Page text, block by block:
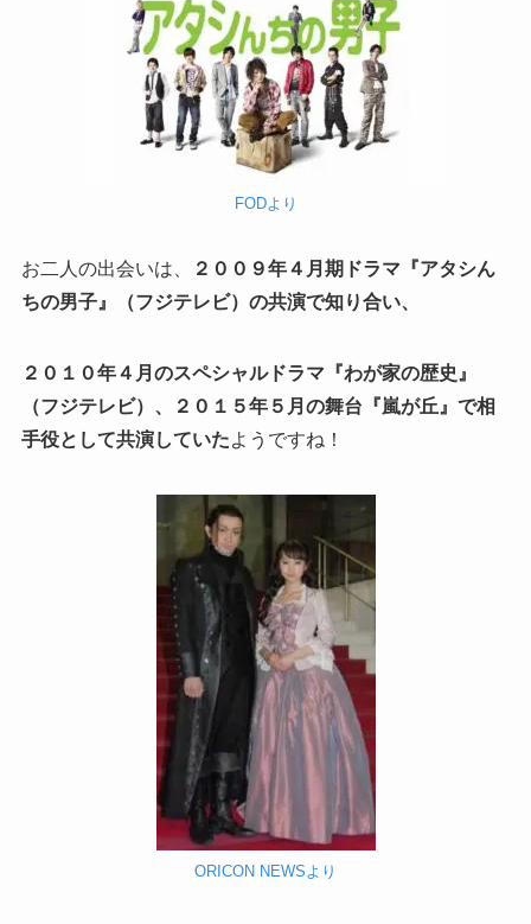
FODより
お二人の出会いは、
２００９年４月期ドラマ『アタシん
ちの男子』（フジテレビ）の共演で知り合い、
２０１０年４月のスペシャルドラマ『わが家の歴史』
（フジテレビ）、２０１５年５月の舞台『嵐が丘』で相
手役として共演していたようですね！
ORICON NEWSより